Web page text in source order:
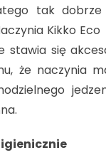
tak
Kikko
stawia się
że naczynia